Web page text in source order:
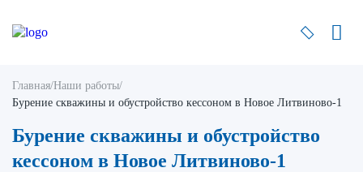
Главная/Наши работы/
Бурение скважины и обустройство кессоном в Новое Литвиново-1
Бурение скважины и обустройство
кессоном в Новое Литвиново-1